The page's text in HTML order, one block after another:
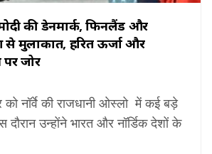
की डेनमार्क, फिनलैंड और
मुलाकात, हरित ऊर्जा और
जोर
को नॉर्वे की राजधानी ओस्लो में कई बड़े
उन्होंने भारत और नॉर्डिक देशों के